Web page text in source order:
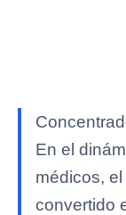
En el
médicos,
convertido